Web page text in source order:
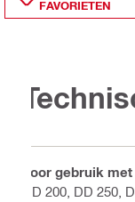
FAVORIETEN
Voor gebruik met
DD 200, DD 250,